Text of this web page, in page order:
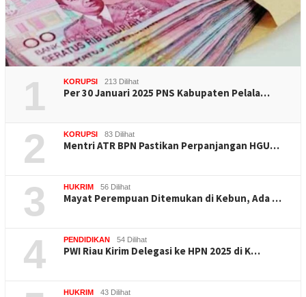
1 KORUPSI 213 Dilihat
Per 30 Januari 2025 PNS Kabupaten Pelala…
2 KORUPSI 83 Dilihat
Mentri ATR BPN Pastikan Perpanjangan HGU…
3 HUKRIM 56 Dilihat
Mayat Perempuan Ditemukan di Kebun, Ada …
4 PENDIDIKAN 54 Dilihat
PWI Riau Kirim Delegasi ke HPN 2025 di K…
HUKRIM 43 Dilihat